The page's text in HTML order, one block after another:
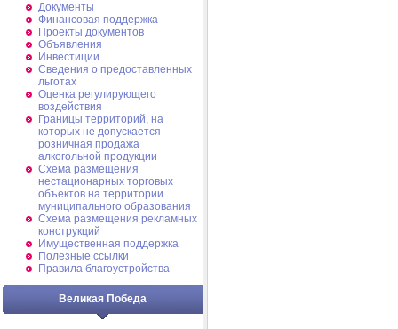
Документы
Финансовая поддержка
Проекты документов
Объявления
Инвестиции
Сведения о предоставленных
льготах
Оценка регулирующего
воздействия
Границы территорий, на
которых не допускается
розничная продажа
алкогольной продукции
Схема размещения
нестационарных торговых
объектов на территории
муниципального образования
Схема размещения рекламных
конструкций
Имущественная поддержка
Полезные ссылки
Правила благоустройства
Великая Победа